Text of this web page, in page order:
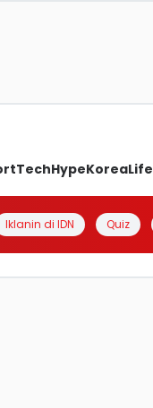
TechHypeKoreaLife
Iklanin di IDN Quiz